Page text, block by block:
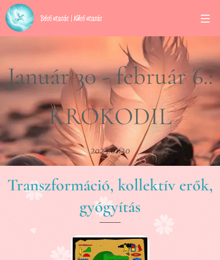
Belső utazás | Külső utazás
Január 30 - február 6.:
KROKODIL
2023.01.30
Transzformáció, kollektív erők,
gyógyítás